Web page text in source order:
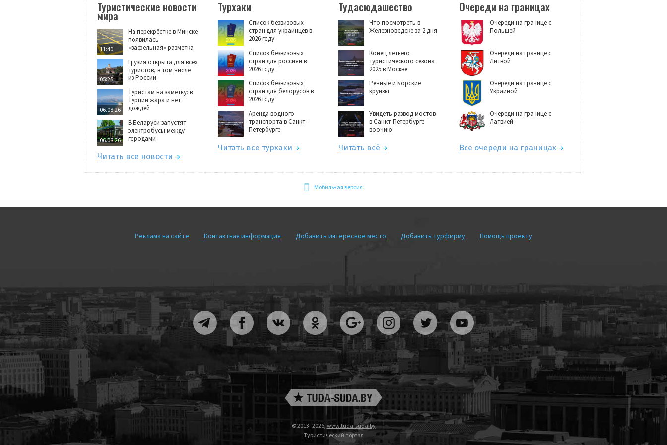
Туристические новости
мира
11:40
На перекрёстке в Минске
появилась
«вафельная» разметка
05:25
Грузия открыта для всех
туристов, в том числе
из России
06.08.26
Туристам на заметку: в
Турции жара и нет
дождей
06.08.26
В Беларуси запустят
электробусы между
городами
Читать все новости
Турхаки
Список безвизовых
стран для украинцев в
2026 году
Список безвизовых
стран для россиян в
2026 году
Список безвизовых
стран для белорусов в
2026 году
Аренда водного
транспорта в Санкт-
Петербурге
Читать все турхаки
Тудасюдашество
Что посмотреть в
Железноводске за 2 дня
Конец летнего
туристического сезона
2025 в Москве
Речные и морские
круизы
Увидеть развод мостов
в Санкт-Петербурге
воочию
Читать всё
Очереди на границах
Очереди на границе с
Польшей
Очереди на границе с
Литвой
Очереди на границе с
Украиной
Очереди на границе с
Латвией
Все очереди на границах
Мобильная версия
Реклама на сайте Контактная информация Добавить интересное место Добавить турфирму Помощь проекту
© 2013–2026, www.tuda-suda.by
Туристический портал